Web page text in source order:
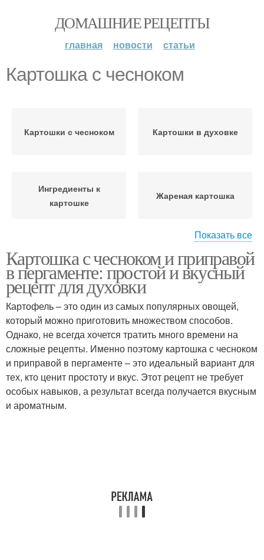
ДОМАШНИЕ РЕЦЕПТЫ
главная новости статьи
Картошка с чесноком
Картошки с чесноком Картошки в духовке
Ингредиенты к
картошке
Жареная картошка
Картошка на сале Картошка с зеленью
Картошка с сосисками Картошка с яйцами
Острая картошка
Показать все
Картошка с чесноком и приправой
в пергаменте: простой и вкусный
рецепт для духовки
Картофель – это один из самых популярных овощей,
который можно приготовить множеством способов.
Однако, не всегда хочется тратить много времени на
сложные рецепты. Именно поэтому картошка с чесноком
и приправой в пергаменте – это идеальный вариант для
тех, кто ценит простоту и вкус. Этот рецепт не требует
особых навыков, а результат всегда получается вкусным
и ароматным.